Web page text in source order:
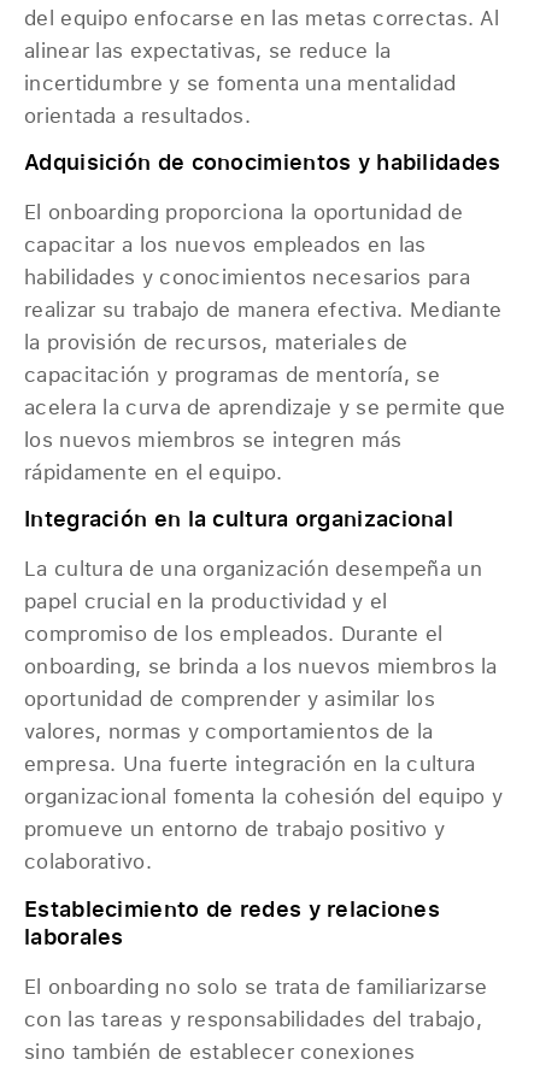
del equipo enfocarse en las metas correctas. Al
alinear las expectativas, se reduce la
incertidumbre y se fomenta una mentalidad
orientada a resultados.
Adquisición de conocimientos y habilidades
El onboarding proporciona la oportunidad de
capacitar a los nuevos empleados en las
habilidades y conocimientos necesarios para
realizar su trabajo de manera efectiva. Mediante
la provisión de recursos, materiales de
capacitación y programas de mentoría, se
acelera la curva de aprendizaje y se permite que
los nuevos miembros se integren más
rápidamente en el equipo.
Integración en la cultura organizacional
La cultura de una organización desempeña un
papel crucial en la productividad y el
compromiso de los empleados. Durante el
onboarding, se brinda a los nuevos miembros la
oportunidad de comprender y asimilar los
valores, normas y comportamientos de la
empresa. Una fuerte integración en la cultura
organizacional fomenta la cohesión del equipo y
promueve un entorno de trabajo positivo y
colaborativo.
Establecimiento de redes y relaciones
laborales
El onboarding no solo se trata de familiarizarse
con las tareas y responsabilidades del trabajo,
sino también de establecer conexiones